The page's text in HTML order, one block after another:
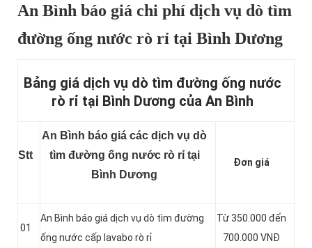
An Bình báo giá chi phí dịch vụ dò tìm
đường ống nước rò rỉ tại Bình Dương
Bảng giá dịch vụ dò tìm đường ống nước
rò rỉ tại Bình Dương của An Bình
Stt
An Bình báo giá các dịch vụ dò
tìm đường ống nước rò rỉ tại
Bình Dương
Đơn giá
01
An Bình báo giá dịch vụ dò tìm đường
ống nước cấp lavabo rò rỉ
Từ 350.000 đến
700.000 VNĐ